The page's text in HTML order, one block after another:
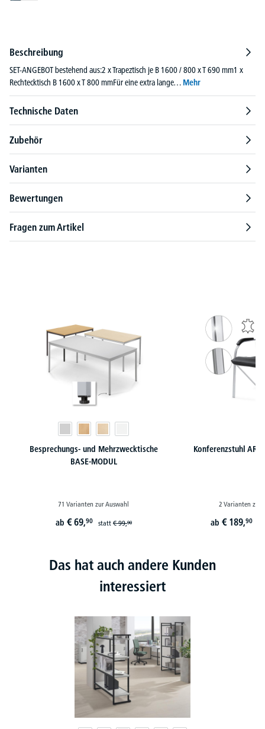
Beschreibung
SET-ANGEBOT bestehend aus:2 x Trapeztisch je B 1600 / 800 x T 690 mm1 x
Rechtecktisch B 1600 x T 800 mmFür eine extra lange… Mehr
Technische Daten
Zubehör
Varianten
Bewertungen
Fragen zum Artikel
Besprechungs- und Mehrzwecktische
BASE-MODUL
71 Varianten zur Auswahl
ab € 69,90 statt€ 99,90
Konferenzstuhl
2 Varianten zur
ab € 189,90
Das hat auch andere Kunden
interessiert